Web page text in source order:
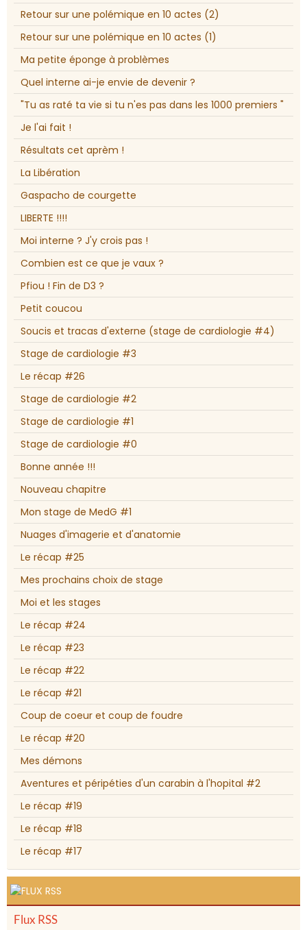
Retour sur une polémique en 10 actes (2)
Retour sur une polémique en 10 actes (1)
Ma petite éponge à problèmes
Quel interne ai-je envie de devenir ?
"Tu as raté ta vie si tu n'es pas dans les 1000 premiers "
Je l'ai fait !
Résultats cet aprèm !
La Libération
Gaspacho de courgette
LIBERTE !!!!
Moi interne ? J'y crois pas !
Combien est ce que je vaux ?
Pfiou ! Fin de D3 ?
Petit coucou
Soucis et tracas d'externe (stage de cardiologie #4)
Stage de cardiologie #3
Le récap #26
Stage de cardiologie #2
Stage de cardiologie #1
Stage de cardiologie #0
Bonne année !!!
Nouveau chapitre
Mon stage de MedG #1
Nuages d'imagerie et d'anatomie
Le récap #25
Mes prochains choix de stage
Moi et les stages
Le récap #24
Le récap #23
Le récap #22
Le récap #21
Coup de coeur et coup de foudre
Le récap #20
Mes démons
Aventures et péripéties d'un carabin à l'hopital #2
Le récap #19
Le récap #18
Le récap #17
Flux RSS